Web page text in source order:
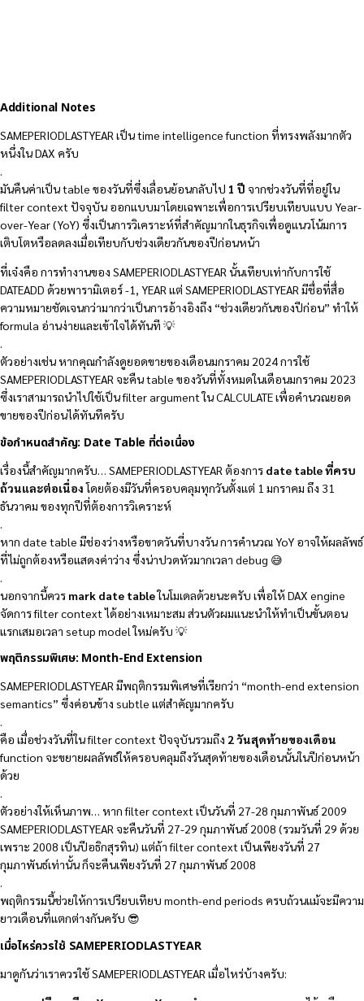
Additional Notes
SAMEPERIODLASTYEAR เป็น time intelligence function ที่ทรงพลังมากตัว
หนึ่งใน DAX ครับ
.
มันคืนค่าเป็น table ของวันที่ซึ่งเลื่อนย้อนกลับไป 1 ปี จากช่วงวันที่ที่อยู่ใน
filter context ปัจจุบัน ออกแบบมาโดยเฉพาะเพื่อการเปรียบเทียบแบบ Year-
over-Year (YoY) ซึ่งเป็นการวิเคราะห์ที่สำคัญมากในธุรกิจเพื่อดูแนวโน้มการ
เติบโตหรือลดลงเมื่อเทียบกับช่วงเดียวกันของปีก่อนหน้า
ที่เจ๋งคือ การทำงานของ SAMEPERIODLASTYEAR นั้นเทียบเท่ากับการใช้
DATEADD ด้วยพารามิเตอร์ -1, YEAR แต่ SAMEPERIODLASTYEAR มีชื่อที่สื่อ
ความหมายชัดเจนกว่ามากว่าเป็นการอ้างอิงถึง “ช่วงเดียวกันของปีก่อน” ทำให้
formula อ่านง่ายและเข้าใจได้ทันที 💡
.
ตัวอย่างเช่น หากคุณกำลังดูยอดขายของเดือนมกราคม 2024 การใช้
SAMEPERIODLASTYEAR จะคืน table ของวันที่ทั้งหมดในเดือนมกราคม 2023
ซึ่งเราสามารถนำไปใช้เป็น filter argument ใน CALCULATE เพื่อคำนวณยอด
ขายของปีก่อนได้ทันทีครับ
ข้อกำหนดสำคัญ: Date Table ที่ต่อเนื่อง
เรื่องนี้สำคัญมากครับ… SAMEPERIODLASTYEAR ต้องการ date table ที่ครบ
ถ้วนและต่อเนื่องโดยต้องมีวันที่ครอบคลุมทุกวันตั้งแต่ 1 มกราคม ถึง 31
ธันวาคม ของทุกปีที่ต้องการวิเคราะห์
.
หาก date table มีช่องว่างหรือขาดวันที่บางวัน การคำนวณ YoY อาจให้ผลลัพธ์
ที่ไม่ถูกต้องหรือแสดงค่าว่าง ซึ่งน่าปวดหัวมากเวลา debug 😅
.
นอกจากนี้ควร mark date tableในโมเดลด้วยนะครับ เพื่อให้ DAX engine
จัดการ filter context ได้อย่างเหมาะสม ส่วนตัวผมแนะนำให้ทำเป็นขั้นตอน
แรกเสมอเวลา setup model ใหม่ครับ 💡
พฤติกรรมพิเศษ: Month-End Extension
SAMEPERIODLASTYEAR มีพฤติกรรมพิเศษที่เรียกว่า “month-end extension
semantics” ซึ่งค่อนข้าง subtle แต่สำคัญมากครับ
.
คือ เมื่อช่วงวันที่ใน filter context ปัจจุบันรวมถึง 2 วันสุดท้ายของเดือน
function จะขยายผลลัพธ์ให้ครอบคลุมถึงวันสุดท้ายของเดือนนั้นในปีก่อนหน้า
ด้วย
.
ตัวอย่างให้เห็นภาพ… หาก filter context เป็นวันที่ 27-28 กุมภาพันธ์ 2009
SAMEPERIODLASTYEAR จะคืนวันที่ 27-29 กุมภาพันธ์ 2008 (รวมวันที่ 29 ด้วย
เพราะ 2008 เป็นปีอธิกสุรทิน) แต่ถ้า filter context เป็นเพียงวันที่ 27
กุมภาพันธ์เท่านั้น ก็จะคืนเพียงวันที่ 27 กุมภาพันธ์ 2008
.
พฤติกรรมนี้ช่วยให้การเปรียบเทียบ month-end periods ครบถ้วนแม้จะมีความ
ยาวเดือนที่แตกต่างกันครับ 😎
เมื่อไหร่ควรใช้ SAMEPERIODLASTYEAR
มาดูกันว่าเราควรใช้ SAMEPERIODLASTYEAR เมื่อไหร่บ้างครับ: